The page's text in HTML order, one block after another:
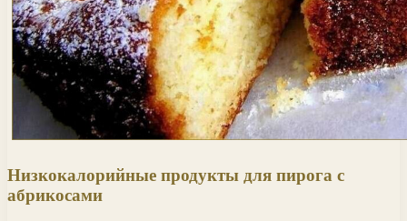
Низкокалорийные продукты для пирога с
абрикосами